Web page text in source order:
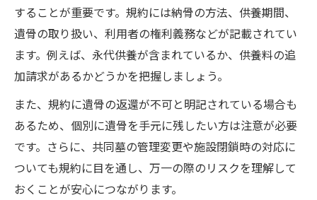
することが重要です。規約には納骨の方法、供養期間、
遺骨の取り扱い、利用者の権利義務などが記載されてい
ます。例えば、永代供養が含まれているか、供養料の追
加請求があるかどうかを把握しましょう。
また、規約に遺骨の返還が不可と明記されている場合も
あるため、個別に遺骨を手元に残したい方は注意が必要
です。さらに、共同墓の管理変更や施設閉鎖時の対応に
ついても規約に目を通し、万一の際のリスクを理解して
おくことが安心につながります。